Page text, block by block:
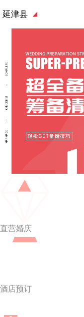
延津县
直营婚庆
酒店预订